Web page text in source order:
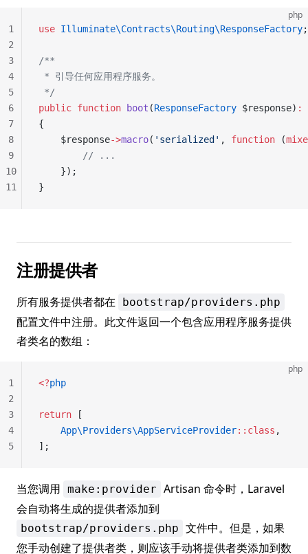
php
use Illuminate\Contracts\Routing\ResponseFactory;
/**
* 引导任何应用程序服务。
*/
public function boot (ResponseFactory $response) :
{
    $response
->macro( 'serialized' , function (
        // ...
    });
}
1
2
3
4
5
6
7
8
9
10
11
注册提供者
所有服务提供者都在 bootstrap/providers.php
配置文件中注册。此文件返回一个包含应用程序服务提供
者类名的数组：
php
<?php
return [
    App\Providers\AppServiceProvider
::class ,
];
1
2
3
4
5
当您调用 make:provider Artisan 命令时，Laravel
会自动将生成的提供者添加到
bootstrap/providers.php 文件中。但是，如果
您手动创建了提供者类，则应该手动将提供者类添加到数